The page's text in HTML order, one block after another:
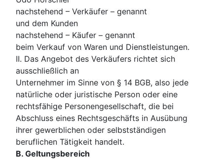
nachstehend – Verkäufer – genannt
und dem Kunden
nachstehend – Käufer – genannt
beim Verkauf von Waren und Dienstleistungen.
II. Das Angebot des Verkäufers richtet sich
ausschließlich an
Unternehmer im Sinne von § 14 BGB, also jede
natürliche oder juristische Person oder eine
rechtsfähige Personengesellschaft, die bei
Abschluss eines Rechtsgeschäfts in Ausübung
ihrer gewerblichen oder selbstständigen
beruflichen Tätigkeit handelt.
B. Geltungsbereich